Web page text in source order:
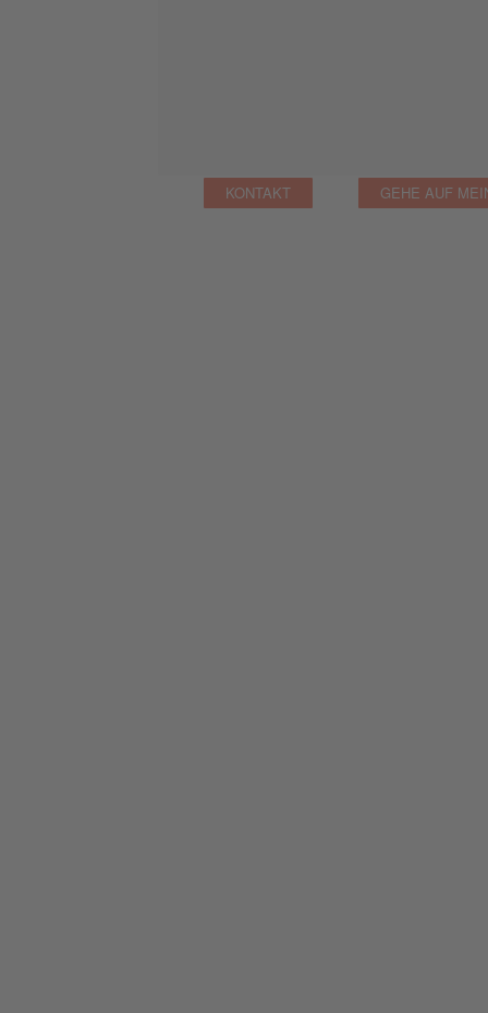
KONTAKT GEHE AUF